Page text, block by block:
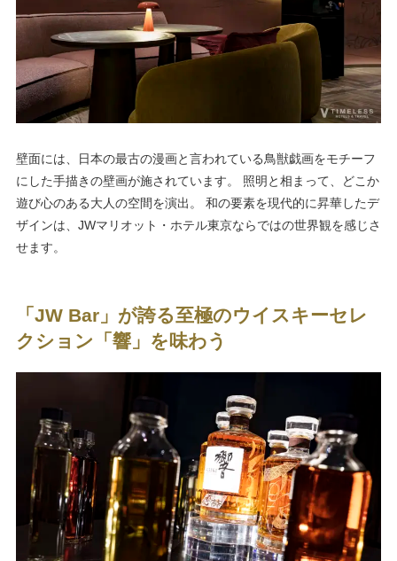
壁面には、日本の最古の漫画と言われている鳥獣戯画をモチーフ
にした手描きの壁画が施されています。 照明と相まって、どこか
遊び心のある大人の空間を演出。 和の要素を現代的に昇華したデ
ザインは、JWマリオット・ホテル東京ならではの世界観を感じさ
せます。
「JW Bar」が誇る至極のウイスキーセレ
クション「響」を味わう